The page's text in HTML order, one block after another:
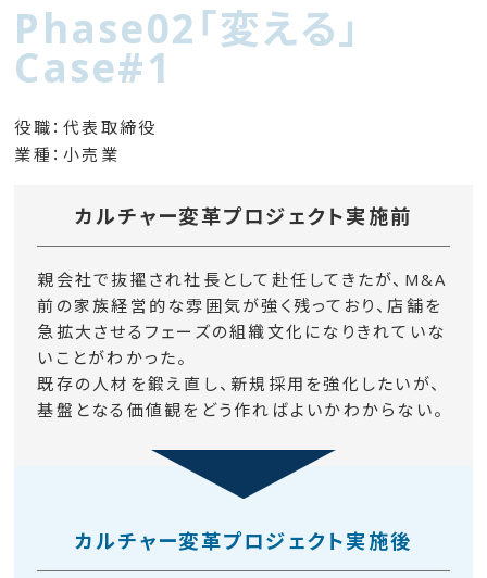
Phase02「変える」
Case#1
役職：代表取締役
業種：小売業
カルチャー変革プロジェクト実施前
親会社で抜擢され社長として赴任してきたが、M&A
前の家族経営的な雰囲気が強く残っており、店舗を
急拡大させるフェーズの組織文化になりきれていな
いことがわかった。
既存の人材を鍛え直し、新規採用を強化したいが、
基盤となる価値観をどう作ればよいかわからない。
カルチャー変革プロジェクト実施後